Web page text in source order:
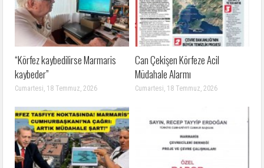
“Körfez kaybedilirse Marmaris
kaybeder”
Cumartesi, 18 Temmuz, 2026
Can Çekişen Körfeze Acil
Müdahale Alarmı
Cumartesi, 18 Temmuz, 2026